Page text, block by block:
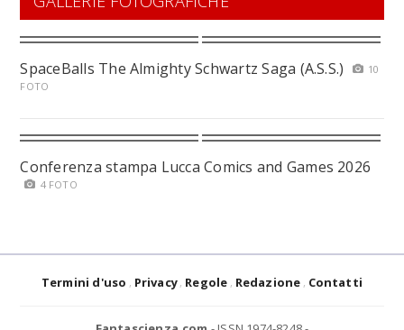
SpaceBalls The Almighty Schwartz Saga (A.S.S.)
10
FOTO
Conferenza stampa Lucca Comics and Games 2026
4 FOTO
Termini d'uso Privacy Regole Redazione Contatti